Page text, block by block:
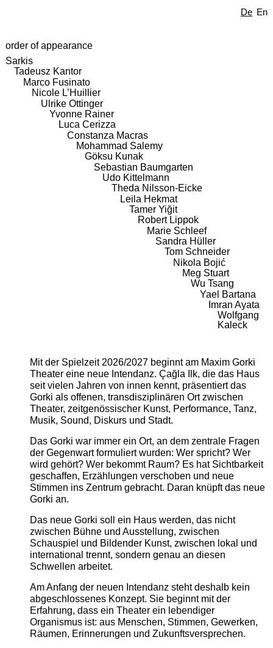
De En
order of appearance
Sarkis
Tadeusz Kantor
Marco Fusinato
Nicole L’Huillier
Ulrike Ottinger
Yvonne Rainer
Luca Cerizza
Constanza Macras
Mohammad Salemy
Göksu Kunak
Sebastian Baumgarten
Udo Kittelmann
Theda Nilsson-Eicke
Leila Hekmat
Tamer Yiğit
Robert Lippok
Marie Schleef
Sandra Hüller
Tom Schneider
Nikola Bojić
Meg Stuart
Wu Tsang
Yael Bartana
Imran Ayata
Wolfgang
Kaleck
Mit der Spielzeit 2026/2027 beginnt am Maxim Gorki
Theater eine neue Intendanz. Çağla Ilk, die das Haus
seit vielen Jahren von innen kennt, präsentiert das
Gorki als offenen, transdisziplinären Ort zwischen
Theater, zeitgenössischer Kunst, Performance, Tanz,
Musik, Sound, Diskurs und Stadt.
Das Gorki war immer ein Ort, an dem zentrale Fragen
der Gegenwart formuliert wurden: Wer spricht? Wer
wird gehört? Wer bekommt Raum? Es hat Sichtbarkeit
geschaffen, Erzählungen verschoben und neue
Stimmen ins Zentrum gebracht. Daran knüpft das neue
Gorki an.
Das neue Gorki soll ein Haus werden, das nicht
zwischen Bühne und Ausstellung, zwischen
Schauspiel und Bildender Kunst, zwischen lokal und
international trennt, sondern genau an diesen
Schwellen arbeitet.
Am Anfang der neuen Intendanz steht deshalb kein
abgeschlossenes Konzept. Sie beginnt mit der
Erfahrung, dass ein Theater ein lebendiger
Organismus ist: aus Menschen, Stimmen, Gewerken,
Räumen, Erinnerungen und Zukunftsversprechen.